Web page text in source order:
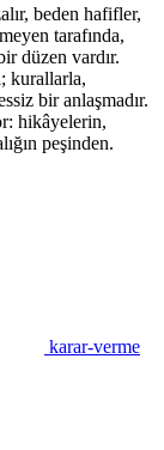
beden hafifler,
tarafında,
düzen vardır.
kurallarla,
bir anlaşmadır.
hikâyelerin,
peşinden.
karar-verme